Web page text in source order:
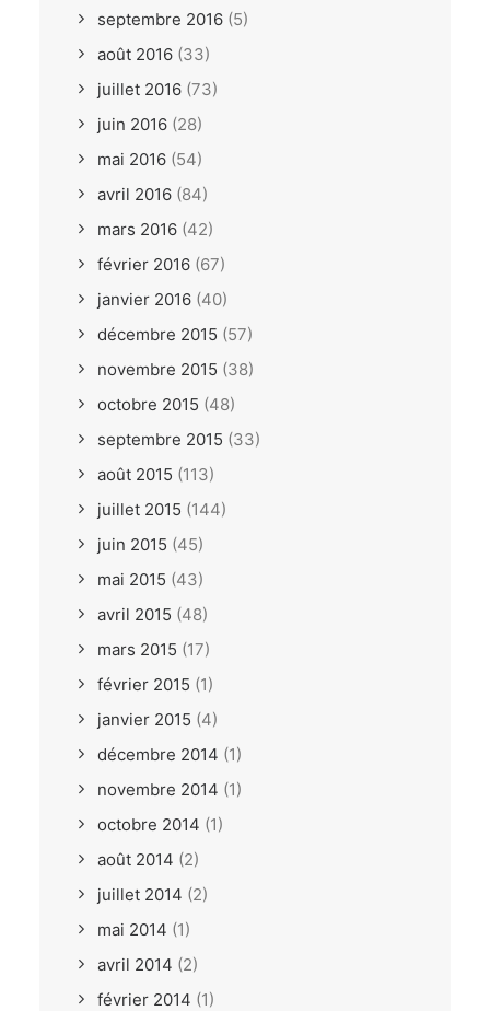
septembre 2016 (5)
août 2016 (33)
juillet 2016 (73)
juin 2016 (28)
mai 2016 (54)
avril 2016 (84)
mars 2016 (42)
février 2016 (67)
janvier 2016 (40)
décembre 2015 (57)
novembre 2015 (38)
octobre 2015 (48)
septembre 2015 (33)
août 2015 (113)
juillet 2015 (144)
juin 2015 (45)
mai 2015 (43)
avril 2015 (48)
mars 2015 (17)
février 2015 (1)
janvier 2015 (4)
décembre 2014 (1)
novembre 2014 (1)
octobre 2014 (1)
août 2014 (2)
juillet 2014 (2)
mai 2014 (1)
avril 2014 (2)
février 2014 (1)